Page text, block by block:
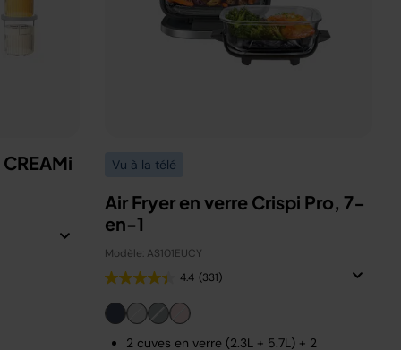
Vu à la télé
Air Fryer en verre Crispi Pro, 7-
en-1
Modèle: AS101EUCY
4.4 (331)
2 cuves en verre (2.3L + 5.7L) + 2